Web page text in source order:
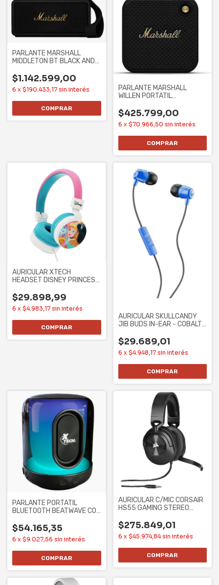
PARLANTE MARSHALL
MIDDLETON BT BLACK AND
$1.142.599,00
6 x $190.433,17 sin interés
PARLANTE MARSHALL
WILLEN PORTATIL
$425.799,00
6 x $70.966,50 sin interés
AURICULAR XTECH
HEADSET DISNEY PRINCESA
$29.898,99
6 x $4.983,17 sin interés
AURICULAR SKULLCANDY
JIB BUDS IN-EAR - COBALT
$29.689,01
6 x $4.948,17 sin interés
PARLANTE PORTATIL
BLUETOOTH BEATWAVE CON
$54.165,35
6 x $9.027,56 sin interés
AURICULAR C/MIC CORSAIR
HS55 GAMING STEREO
$275.849,01
6 x $45.974,84 sin interés